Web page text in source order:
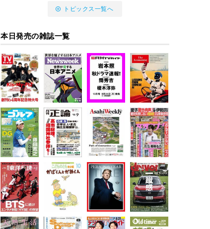
トピックス一覧へ
本日発売の雑誌一覧